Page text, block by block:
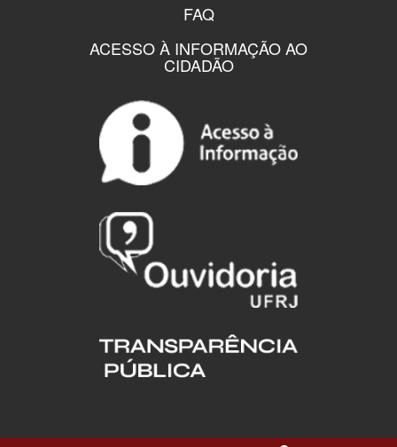
FAQ
ACESSO À INFORMAÇÃO AO
CIDADÃO